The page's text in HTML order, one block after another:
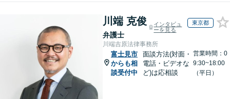
川端 克俊
弁護士
インタビュ
ーを見る
東京都
川端吉原法律事務所
富士見市
からも相
談受付中
面談方法(対面・
電話・ビデオな
ど)は応相談
営業時間：0
9:30~18:00
（平日）